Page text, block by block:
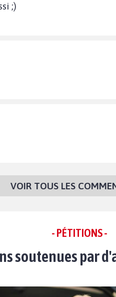
;)
VOIR TOUS LES
- PÉTITIONS -
soutenues par